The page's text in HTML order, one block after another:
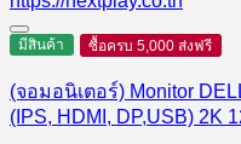
มีสินค้า ซื้อครบ 5,000 ส่งฟรี
(จอมอนิเตอร์) Monitor
(IPS, HDMI, DP,USB) 2K